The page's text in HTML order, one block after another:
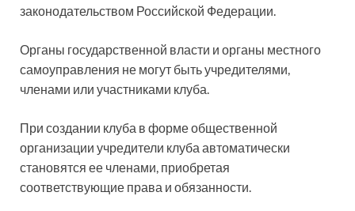
законодательством Российской Федерации.
Органы государственной власти и органы местного
самоуправления не могут быть учредителями,
членами или участниками клуба.
При создании клуба в форме общественной
организации учредители клуба автоматически
становятся ее членами, приобретая
соответствующие права и обязанности.